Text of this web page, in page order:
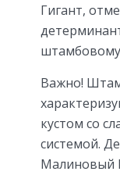
Гигант,
Важно!
кустом со
системой.
Малиновый